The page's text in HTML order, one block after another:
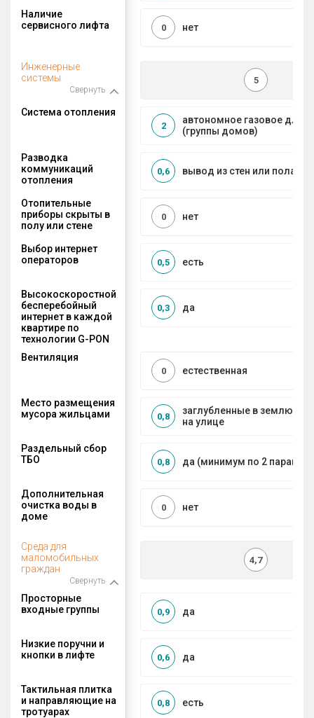
Наличие
сервисного лифта
нет
0
Инженерные
системы
Свернуть
5
Система отопления
автономное газовое для
(группы домов)
2
Разводка
коммуникаций
отопления
вывод из стен или пола
0,6
Отопительные
приборы скрыты в
полу или стене
нет
0
Выбор интернет
операторов
есть
0,5
Высокоскоростной
бесперебойный
интернет в каждой
квартире по
технологии G-PON
да
0,3
Вентиляция
естественная
0
Место размещения
мусора жильцами
заглубленные в землю
на улице
0,8
Раздельный сбор
ТБО
да (минимум по 2
0,8
Дополнительная
очистка воды в
доме
нет
0
Среда для
маломобильных
граждан
Свернуть
4,7
Просторные
входные группы
да
0,9
Низкие поручни и
кнопки в лифте
да
0,6
Тактильная плитка
и направляющие на
тротуарах
есть
0,8